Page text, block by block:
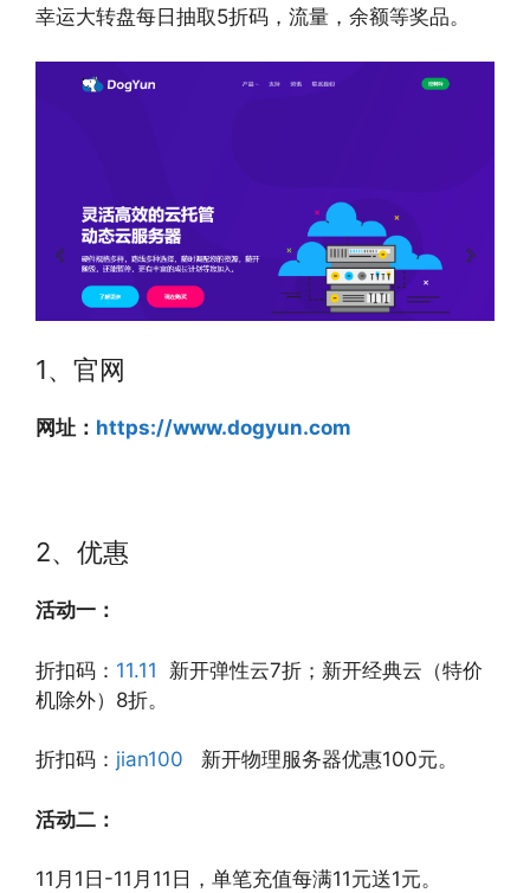
幸运大转盘每日抽取5折码，流量，余额等奖品。
1、官网
网址： https://www.dogyun.com
2、优惠
活动一：
折扣码： 11.11 新开弹性云7折；新开经典云（特价
机除外）8折。
折扣码： jian100 新开物理服务器优惠100元。
活动二：
11月1日-11月11日，单笔充值每满11元送1元。